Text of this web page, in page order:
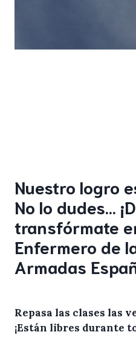
Nuestro logro
No lo dudes…
transfórmate
Enfermero de
Armadas
Repasa las clases las
¡Están libres durante